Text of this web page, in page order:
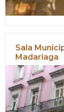
Sala
Madariaga